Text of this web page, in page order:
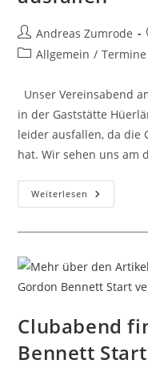
Beitrags-
Autor:
Andreas Zumrode
Beitrags-
Allgemein / Termine
Unser Vereinsabend
in der Gaststätte
leider ausfallen, da die
hat. Wir sehen uns am
Weiterlesen
Freitag
Clubabend
Bennett